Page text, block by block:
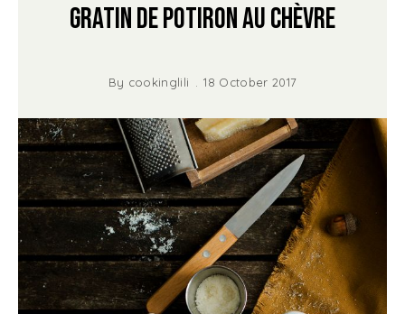
Gratin de potiron au chèvre
By cookinglili 18 October 2017